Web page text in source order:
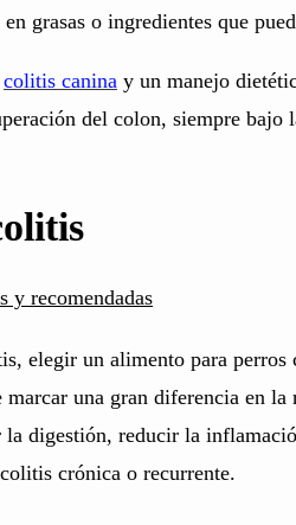
grasas o ingredientes que
colitis canina y un manejo
del colon, siempre bajo
y recomendadas
elegir un alimento para
una gran diferencia en
la digestión, reducir la
crónica o recurrente.